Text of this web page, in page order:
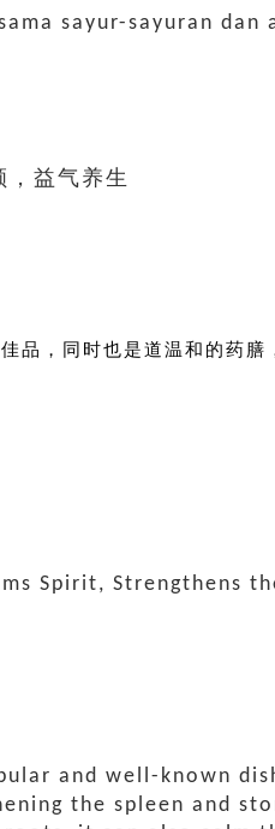
sayur-sayuran
，益气养生
品，同时也是道温和的药
Spirit, Strengthens
and well-known
the spleen and